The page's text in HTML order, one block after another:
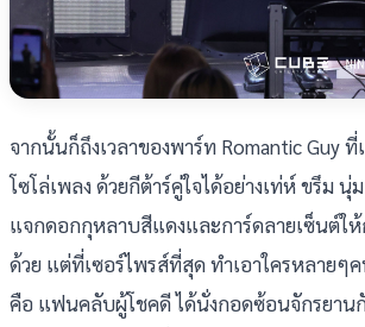
จากนั้นก็ถึงเวลาของพาร์ท Romantic Guy ที่
โซโล่เพลง ด้วยกีต้าร์คู่ใจได้อย่างเท่ห์ ขรึม
แจกดอกกุหลาบสีแดงและการ์ดลายเซ็นต์
ด้วย แต่ที่เซอร์ไพรส์ที่สุด ทำเอาใครหลายๆ
คือ แฟนคลับผู้โชคดี ได้นั่งกอดซ้อนจักรยาน